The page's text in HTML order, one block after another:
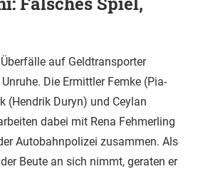
auf Geldtransporter
Die Ermittler Femke (Pia-
(Hendrik Duryn) und Ceylan
dabei mit Rena Fehmerling
Autobahnpolizei zusammen. Als
Beute an sich nimmt, geraten er